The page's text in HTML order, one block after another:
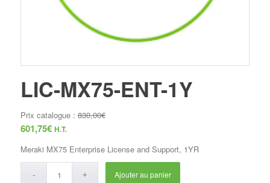
LIC-MX75-ENT-1Y
Prix catalogue :830,00€
601,75€ H.T.
Meraki MX75 Enterprise License and Support, 1YR
Ajouter au panier